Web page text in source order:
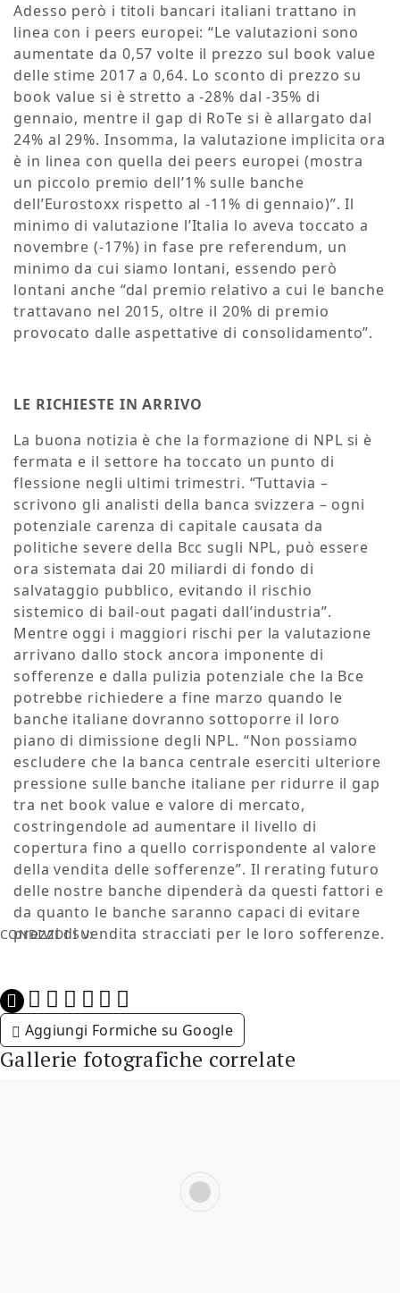
Adesso però i titoli bancari italiani trattano in
linea con i peers europei: “Le valutazioni sono
aumentate da 0,57 volte il prezzo sul book value
delle stime 2017 a 0,64. Lo sconto di prezzo su
book value si è stretto a -28% dal -35% di
gennaio, mentre il gap di RoTe si è allargato dal
24% al 29%. Insomma, la valutazione implicita ora
è in linea con quella dei peers europei (mostra
un piccolo premio dell’1% sulle banche
dell’Eurostoxx rispetto al -11% di gennaio)”. Il
minimo di valutazione l’Italia lo aveva toccato a
novembre (-17%) in fase pre referendum, un
minimo da cui siamo lontani, essendo però
lontani anche “dal premio relativo a cui le banche
trattavano nel 2015, oltre il 20% di premio
provocato dalle aspettative di consolidamento”.
LE RICHIESTE IN ARRIVO
La buona notizia è che la formazione di NPL si è
fermata e il settore ha toccato un punto di
flessione negli ultimi trimestri. “Tuttavia –
scrivono gli analisti della banca svizzera – ogni
potenziale carenza di capitale causata da
politiche severe della Bcc sugli NPL, può essere
ora sistemata dai 20 miliardi di fondo di
salvataggio pubblico, evitando il rischio
sistemico di bail-out pagati dall’industria”.
Mentre oggi i maggiori rischi per la valutazione
arrivano dallo stock ancora imponente di
sofferenze e dalla pulizia potenziale che la Bce
potrebbe richiedere a fine marzo quando le
banche italiane dovranno sottoporre il loro
piano di dimissione degli NPL. “Non possiamo
escludere che la banca centrale eserciti ulteriore
pressione sulle banche italiane per ridurre il gap
tra net book value e valore di mercato,
costringendole ad aumentare il livello di
copertura fino a quello corrispondente al valore
della vendita delle sofferenze”. Il rerating futuro
delle nostre banche dipenderà da questi fattori e
da quanto le banche saranno capaci di evitare
prezzi di vendita stracciati per le loro sofferenze.
CONDIVIDI SU:
Aggiungi Formiche su Google
Gallerie fotografiche correlate